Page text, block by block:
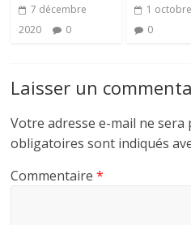
7 décembre
2020
0
1
0
Laisser un
Votre adresse e-mail ne sera
obligatoires sont indiqués
Commentaire*